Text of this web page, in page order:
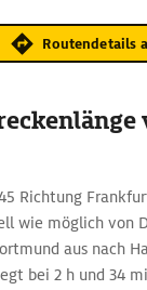
Routendetails
Richtung
wie möglich von
aus nach
bei 2 h und 34